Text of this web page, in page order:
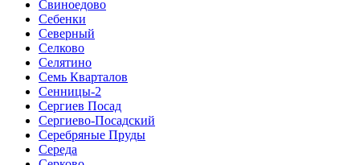
Свиноедово
Себенки
Северный
Селково
Селятино
Семь Кварталов
Сенницы-2
Сергиев Посад
Сергиево-Посадский
Серебряные Пруды
Середа